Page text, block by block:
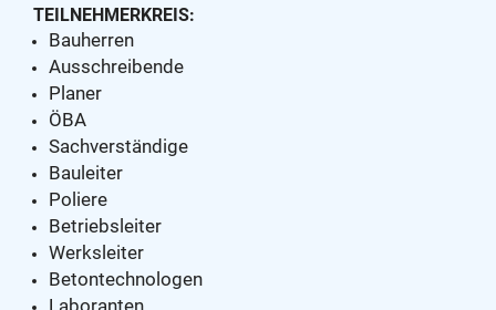
TEILNEHMERKREIS:
Bauherren
Ausschreibende
Planer
ÖBA
Sachverständige
Bauleiter
Poliere
Betriebsleiter
Werksleiter
Betontechnologen
Laboranten